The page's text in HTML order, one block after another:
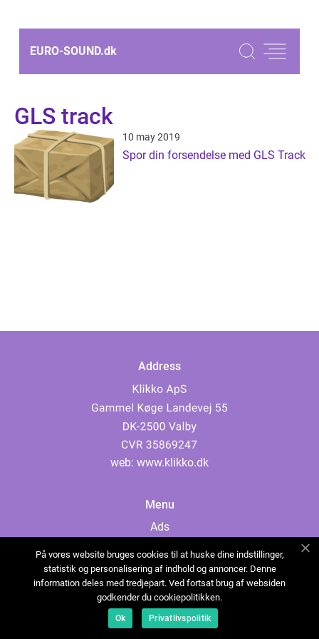
EURO-SOUND.dk
GLS track
10 may 2019
Spor din forsendelse med GLS Track
Address
web: www.klikko.dk
Menu
Ads
Cookies
Contact
Sitemap
På vores website bruges cookies til at huske dine indstillinger,
statistik og personalisering af indhold og annoncer. Denne
information deles med tredjepart. Ved fortsat brug af websiden
godkender du cookiepolitikken.
Ok Privatlivspolitik